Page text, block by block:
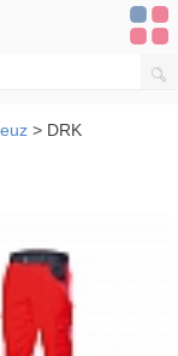
> DRK